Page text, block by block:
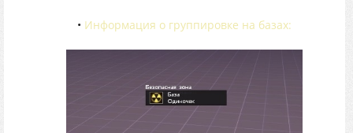
• Информация о группировке на базах: